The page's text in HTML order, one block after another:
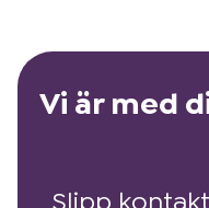
Vi är med
Slipp